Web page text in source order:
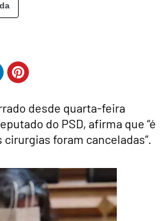
desde quarta-feira
do PSD, afirma que “é
foram canceladas”.